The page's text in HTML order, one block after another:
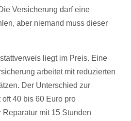
Versicherung darf eine
aber niemand muss dieser
liegt im Preis. Eine
arbeitet mit reduzierten
Der Unterschied zur
oft 40 bis 60 Euro pro
mit 15 Stunden